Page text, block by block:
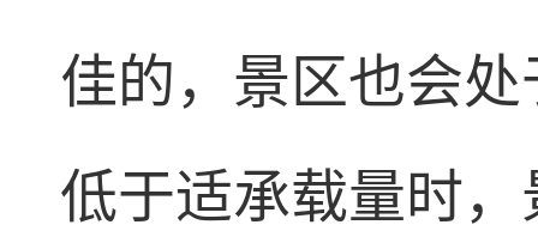
佳的，景区也会
低于适承载量时